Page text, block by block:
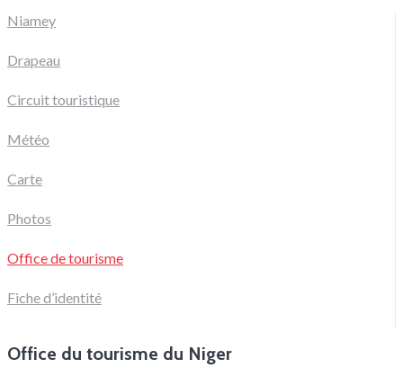
Niamey
Drapeau
Circuit touristique
Météo
Carte
Photos
Office de tourisme
Fiche d’identité
Office du tourisme du Niger